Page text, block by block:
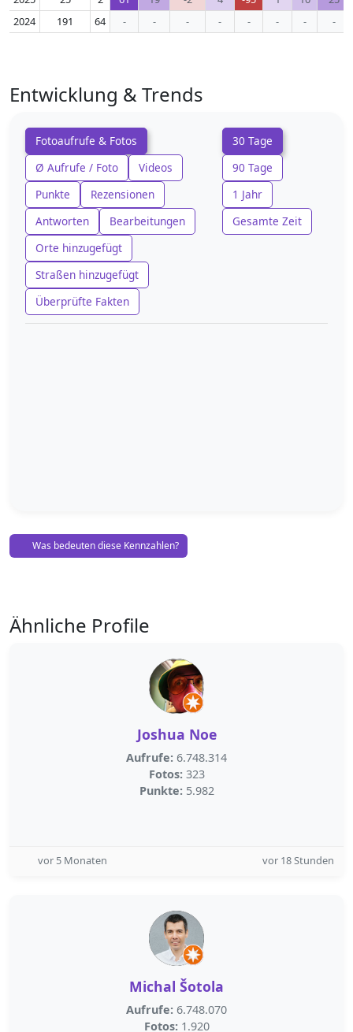
2024
191 64 - - - - - - - -
Entwicklung & Trends
Fotoaufrufe & Fotos
Ø Aufrufe / Foto
Videos
Punkte
Rezensionen
Antworten
Bearbeitungen
Orte hinzugefügt
Straßen hinzugefügt
Überprüfte Fakten
30 Tage
90 Tage
1 Jahr
Gesamte Zeit
Was bedeuten diese Kennzahlen?
Ähnliche Profile
Joshua Noe
Aufrufe: 6.748.314
Fotos: 323
Punkte: 5.982
vor 5 Monaten vor 18 Stunden
Michal Šotola
Aufrufe: 6.748.070
Fotos: 1.920